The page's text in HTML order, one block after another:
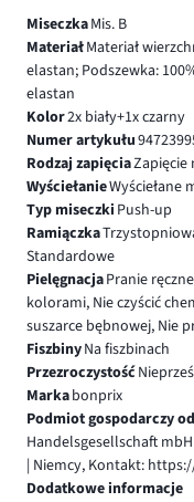
MiseczkaMis. B
MateriałMateriał
elastan; Podszewka:
elastan
Kolor2x biały+1x czarny
Numer artykułu
Rodzaj zapięciaZapięcie
WyściełanieWyściełane
Typ miseczki Push-up
Ramiączka
Standardowe
PielęgnacjaPranie
kolorami, Nie czyścić
suszarce bębnowej, Nie
FiszbinyNa fiszbinach
Przezroczystość
Markabonprix
Podmiot gospodarczy
Handelsgesellschaft
| Niemcy, Kontakt:
Dodatkowe informacje